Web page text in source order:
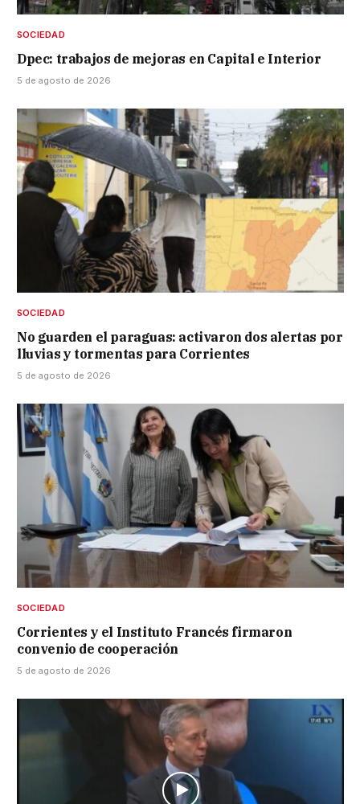
SOCIEDAD
Dpec: trabajos de mejoras en Capital e Interior
5 de agosto de 2026
SOCIEDAD
No guarden el paraguas: activaron dos alertas por
lluvias y tormentas para Corrientes
5 de agosto de 2026
SOCIEDAD
Corrientes y el Instituto Francés firmaron
convenio de cooperación
5 de agosto de 2026